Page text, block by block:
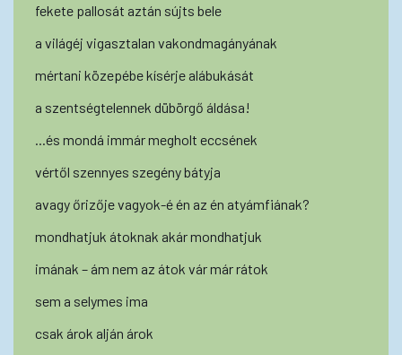
fekete pallosát aztán sújts bele
a világéj vigasztalan vakondmagányának
mértani közepébe kísérje alábukását
a szentségtelennek dübörgő áldása!
...és mondá immár megholt eccsének
vértől szennyes szegény bátyja
avagy őrizője vagyok-é én az én atyámfiának?
mondhatjuk átoknak akár mondhatjuk
imának – ám nem az átok vár már rátok
sem a selymes ima
csak árok alján árok